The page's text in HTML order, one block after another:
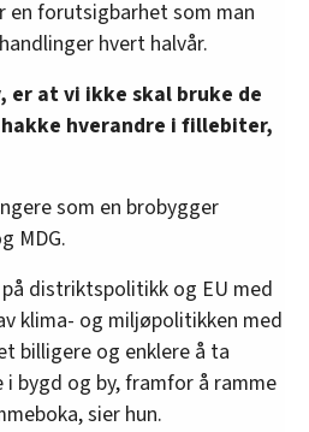
en forutsigbarhet som man
hvert halvår.
er at vi ikke skal bruke de
hverandre i fillebiter,
som en brobygger
MDG.
distriktspolitikk og EU med
klima- og miljøpolitikken med
billigere og enklere å ta
bygd og by, framfor å ramme
sier hun.